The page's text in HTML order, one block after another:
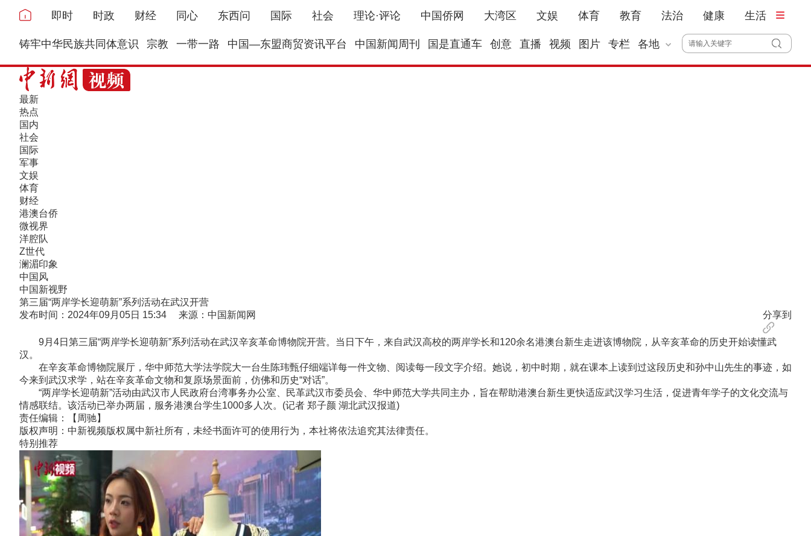
即时 时政 财经 同心 东西问 国际 社会 理论·评论 中国侨网 大湾区 文娱 体育 教育 法治 健康 生活
铸牢中华民族共同体意识 宗教 一带一路 中国—东盟商贸资讯平台 中国新闻周刊 国是直通车 创意 直播 视频 图片 专栏 各地
最新
热点
国内
社会
国际
军事
文娱
体育
财经
港澳台侨
微视界
洋腔队
Z世代
澜湄印象
中国风
中国新视野
第三届“两岸学长迎萌新”系列活动在武汉开营
发布时间：2024年09月05日 15:34 来源：中国新闻网
分享到
9月4日第三届“两岸学长迎萌新”系列活动在武汉辛亥革命博物院开营。当日下午，来自武汉高校的两岸学长和120余名港澳台新生走进该博物院，从辛亥革命的历史开始读懂武
汉。
在辛亥革命博物院展厅，华中师范大学法学院大一台生陈玮甄仔细端详每一件文物、阅读每一段文字介绍。她说，初中时期，就在课本上读到过这段历史和孙中山先生的事迹，如
今来到武汉求学，站在辛亥革命文物和复原场景面前，仿佛和历史“对话”。
“两岸学长迎萌新”活动由武汉市人民政府台湾事务办公室、民革武汉市委员会、华中师范大学共同主办，旨在帮助港澳台新生更快适应武汉学习生活，促进青年学子的文化交流与
情感联结。该活动已举办两届，服务港澳台学生1000多人次。(记者 郑子颜 湖北武汉报道)
责任编辑：【周驰】
版权声明：中新视频版权属中新社所有，未经书面许可的使用行为，本社将依法追究其法律责任。
特别推荐